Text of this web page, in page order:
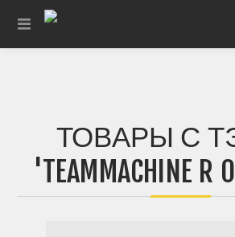
ТОВАРЫ С
'TEAMMACHINE R